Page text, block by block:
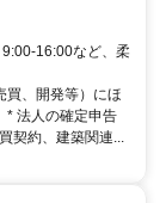
16:00など、柔
買、開発等）にほ
* 法人の確定申告
契約、建築関連...